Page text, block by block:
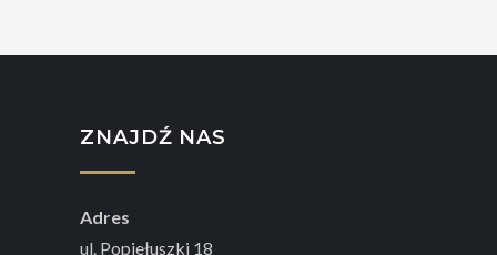
ZNAJDŹ NAS
Adres
ul. Popiełuszki 18